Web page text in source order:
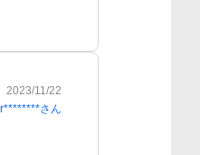
2023/11/22
さん